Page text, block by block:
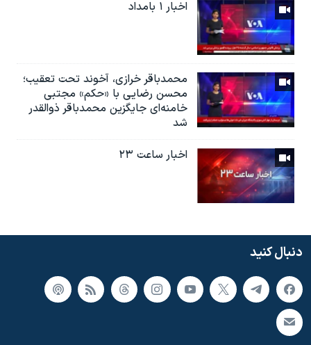
اخبار ۱ بامداد
محمدباقر خرازی، آخوند تحت تعقیب؛
محسن رضایی با «حکم» مجتبی
خامنه‌ای جایگزین محمدباقر ذوالقدر
شد
اخبار ساعت ۲۳
دنبال کنید